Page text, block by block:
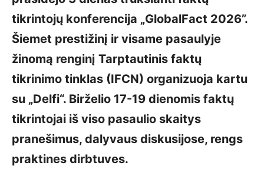
tikrintojų konferencija „GlobalFact 2026”.
Šiemet prestižinį ir visame pasaulyje
žinomą renginį Tarptautinis faktų
tikrinimo tinklas (IFCN) organizuoja kartu
su „Delfi“. Birželio 17-19 dienomis faktų
tikrintojai iš viso pasaulio skaitys
pranešimus, dalyvaus diskusijose, rengs
praktines dirbtuves.